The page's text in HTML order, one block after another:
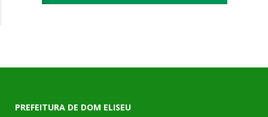
PREFEITURA DE DOM ELISEU